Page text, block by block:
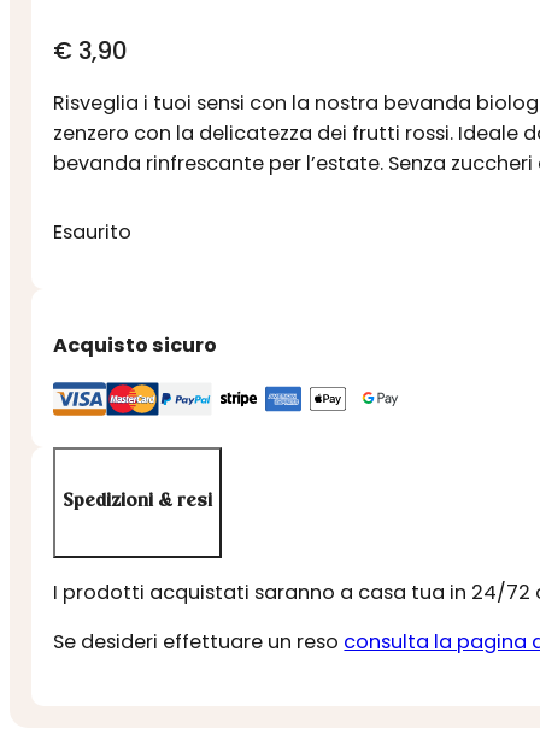
€ 3,90
Risveglia i tuoi sensi con la nostra bevanda
zenzero con la delicatezza dei frutti rossi.
bevanda rinfrescante per l’estate. Senza
Esaurito
Acquisto sicuro
Spedizioni & resi
I prodotti acquistati saranno a casa tua in 24/72
Se desideri effettuare un reso consulta la pagina